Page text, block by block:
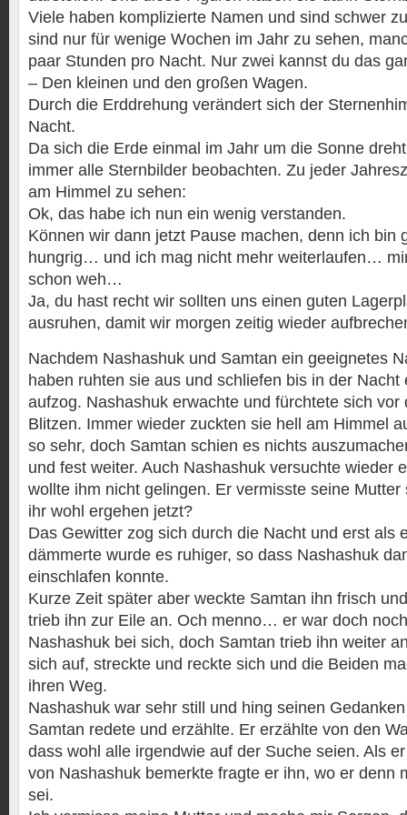
Viele haben komplizierte Namen und sind schwer
sind nur für wenige Wochen im Jahr zu sehen,
paar Stunden pro Nacht. Nur zwei kannst du das
– Den kleinen und den großen Wagen.
Durch die Erddrehung verändert sich der
Nacht.
Da sich die Erde einmal im Jahr um die Sonne
immer alle Sternbilder beobachten. Zu jeder
am Himmel zu sehen:
Ok, das habe ich nun ein wenig verstanden.
Können wir dann jetzt Pause machen, denn ich bin
hungrig… und ich mag nicht mehr weiterlaufen…
schon weh…
Ja, du hast recht wir sollten uns einen guten
ausruhen, damit wir morgen zeitig wieder
Nachdem Nashashuk und Samtan ein geeignetes
haben ruhten sie aus und schliefen bis in der Nacht
aufzog. Nashashuk erwachte und fürchtete sich vor
Blitzen. Immer wieder zuckten sie hell am Himmel
so sehr, doch Samtan schien es nichts
und fest weiter. Auch Nashashuk versuchte wieder
wollte ihm nicht gelingen. Er vermisste seine Mutter
ihr wohl ergehen jetzt?
Das Gewitter zog sich durch die Nacht und erst als
dämmerte wurde es ruhiger, so dass Nashashuk
einschlafen konnte.
Kurze Zeit später aber weckte Samtan ihn frisch
trieb ihn zur Eile an. Och menno… er war doch
Nashashuk bei sich, doch Samtan trieb ihn weiter
sich auf, streckte und reckte sich und die Beiden
ihren Weg.
Nashashuk war sehr still und hing seinen
Samtan redete und erzählte. Er erzählte von den
dass wohl alle irgendwie auf der Suche seien. Als
von Nashashuk bemerkte fragte er ihn, wo er denn
sei.